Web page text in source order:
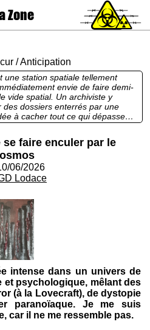
Zone
/Anticipation
une station spatiale tellement
envie de faire demi-
vide spatial. Un archiviste y
des dossiers enterrés par une
à cacher tout ce qui dépasse…
de bord, des murs qui
saine d’esprit. Le texte
horreur cosmique et grosse
une écriture qui part
: métaphores partout,
sarcasme et ambiance
l’excès, mais c’est aussi ce qui
très nerveuse et presque
chaos, il y a surtout cette idée qui
les monstres ne viennent pas de
temps. Et ils étaient déjà là avant
se faire enculer par le
06/2026
Lodace
intense dans un univers de
psychologique, mêlant des
(à la Lovecraft), de dystopie
paranoïaque. Je me suis
car il ne me ressemble pas.